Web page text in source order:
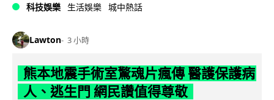
科技娛樂 生活娛樂 城中熱話
Lawton 3 小時
熊本地震手術室驚魂片瘋傳 醫護保護病
人、逃生門 網民讚值得尊敬